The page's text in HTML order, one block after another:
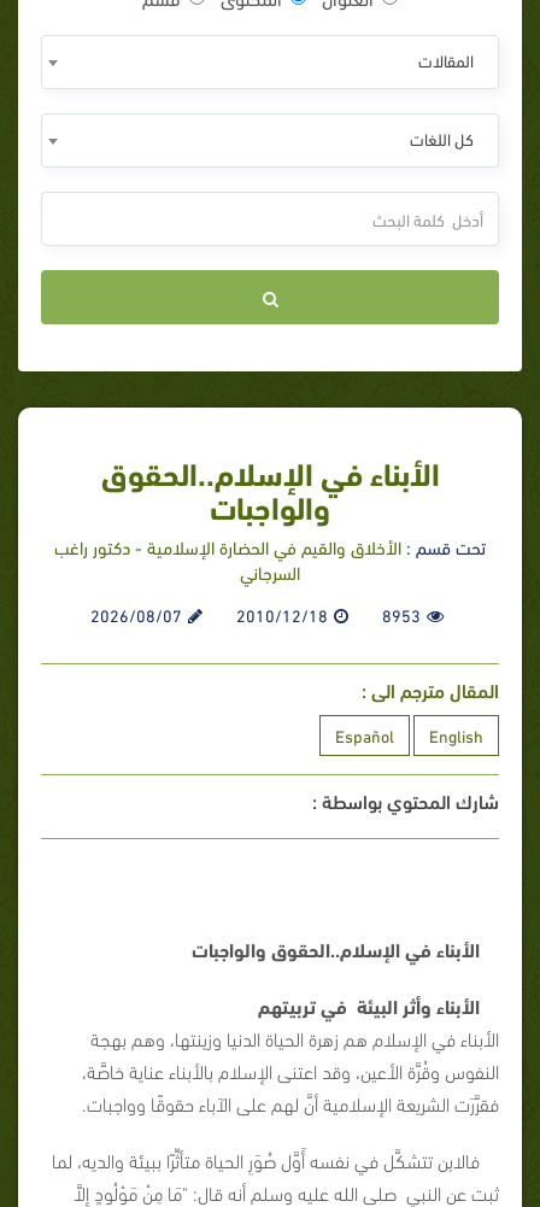
المقالات
كل اللغات
الأبناء في الإسلام..الحقوق
والواجبات
تحت قسم : الأخلاق والقيم في الحضارة الإسلامية - دكتور راغب
السرجاني
8953
2010/12/18
2026/08/07
المقال مترجم الى :
English
Español
شارك المحتوي بواسطة :
الأبناء في الإسلام..الحقوق والواجبات
الأبناء وأثر البيئة في تربيتهم
الأبناء في الإسلام هم زهرة الحياة الدنيا وزينتها، وهم بهجة
النفوس وقُرَّة الأعين، وقد اعتنى الإسلام بالأبناء عناية خاصَّة،
فقرَّرَت الشريعة الإسلامية أنَّ لهم على الآباء حقوقًا وواجبات.
فالابن تتشكَّل في نفسه أَوَّل صُوَرِ الحياة متأثِّرًا ببيئة والديه، لما
ثبت عن النبي صلى الله عليه وسلم أنه قال: "مَا مِنْ مَوْلُودٍ إِلاَّ